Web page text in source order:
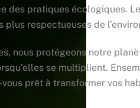
des pratiques écologiques.
respectueuses de
nous protégeons notre
se multiplient.
prêt à transformer vos